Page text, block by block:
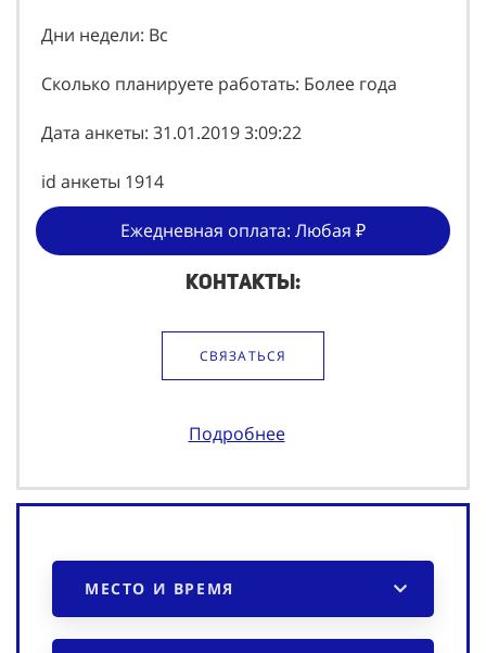
Дни недели: Вс
Сколько планируете работать: Более года
Дата анкеты: 31.01.2019 3:09:22
id анкеты 1914
Ежедневная оплата: Любая ₽
Контакты:
СВЯЗАТЬСЯ
Подробнее
МЕСТО И ВРЕМЯ